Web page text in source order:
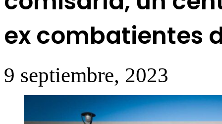
ex combatientes
9 septiembre, 2023